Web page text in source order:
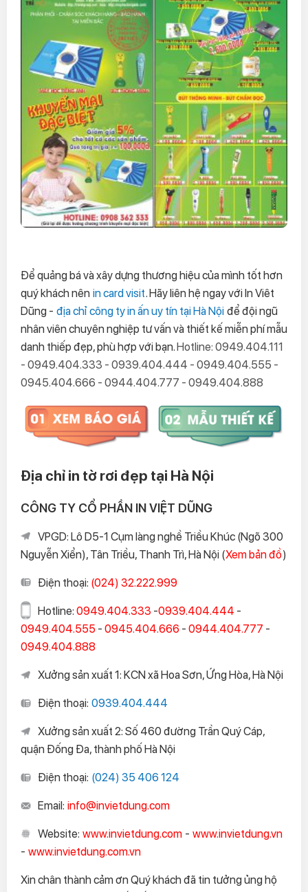
Để quảng bá và xây dựng thương hiệu của mình tốt hơn
quý khách nên in card visit. Hãy liên hệ ngay với In Viêt
Dũng - địa chỉ công ty in ấn uy tín tại Hà Nội để đội ngũ
nhân viên chuyên nghiệp tư vấn và thiết kế miễn phí mẫu
danh thiếp đẹp, phù hợp với bạn.Hotline: 0949.404.111
- 0949.404.333 - 0939.404.444 - 0949.404.555 -
0945.404.666 - 0944.404.777 - 0949.404.888
Địa chỉ in tờ rơi đẹp tại Hà Nội
CÔNG TY CỔ PHẦN IN VIỆT DŨNG
VPGD: Lô D5-1 Cụm làng nghề Triều Khúc (Ngõ 300
Nguyễn Xiển), Tân Triều, Thanh Trì, Hà Nội (Xem bản đồ)
Điện thoại: (024) 32.222.999
Hotline: 0949.404.333 -0939.404.444 -
0949.404.555 - 0945.404.666 - 0944.404.777 -
0949.404.888
Xưởng sản xuất 1: KCN xã Hoa Sơn, Ứng Hòa, Hà Nội
Điện thoại: 0939.404.444
Xưởng sản xuất 2: Số 460 đường Trần Quý Cáp,
quận Đống Đa, thành phố Hà Nội
Điện thoại: (024) 35 406 124
Email: info@invietdung.com
Website: www.invietdung.com - www.invietdung.vn
- www.invietdung.com.vn
Xin chân thành cảm ơn Quý khách đã tin tưởng ủng hộ